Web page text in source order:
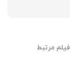
فیلم مرتبط